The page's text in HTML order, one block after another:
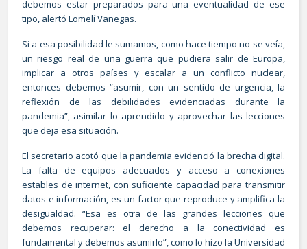
debemos estar preparados para una eventualidad de ese
tipo, alertó Lomelí Vanegas.
Si a esa posibilidad le sumamos, como hace tiempo no se veía,
un riesgo real de una guerra que pudiera salir de Europa,
implicar a otros países y escalar a un conflicto nuclear,
entonces debemos “asumir, con un sentido de urgencia, la
reflexión de las debilidades evidenciadas durante la
pandemia”, asimilar lo aprendido y aprovechar las lecciones
que deja esa situación.
El secretario acotó que la pandemia evidenció la brecha digital.
La falta de equipos adecuados y acceso a conexiones
estables de internet, con suficiente capacidad para transmitir
datos e información, es un factor que reproduce y amplifica la
desigualdad. “Esa es otra de las grandes lecciones que
debemos recuperar: el derecho a la conectividad es
fundamental y debemos asumirlo”, como lo hizo la Universidad